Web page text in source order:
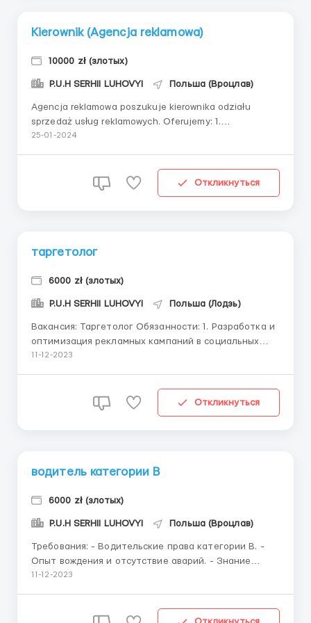
Kierownik (Agencja reklamowa)
10000 zł (злотых)
P.U.H SERHII LUHOVYI Польша (Вроцлав)
Agencja reklamowa poszukuje kierownika odziału
sprzedaż usług reklamowych. Oferujemy: 1.
Wynagrodzenie od 4 000 zł do 15 000 zł (brutto) 2.
oraz możliwość realizacji własnych pomysł&oa...
25-01-2024
Откликнуться
таргетолог
6000 zł (злотых)
P.U.H SERHII LUHOVYI Польша (Лодзь)
Вакансия: Таргетолог Обязанности: 1. Разработка и
оптимизация рекламных кампаний в социальных
сетях с использованием таргетирования. 2. Анализ
рекламных объявлений, адаптированных под поль...
11-12-2023
Откликнуться
водитель категории В
6000 zł (злотых)
P.U.H SERHII LUHOVYI Польша (Вроцлав)
Требования: - Водительские права категории B. -
Опыт вождения и отсутствие аварий. - Знание
правил дорожного движения в Польше. - Знание
языка будет преимуществом. Где работать? ...
11-12-2023